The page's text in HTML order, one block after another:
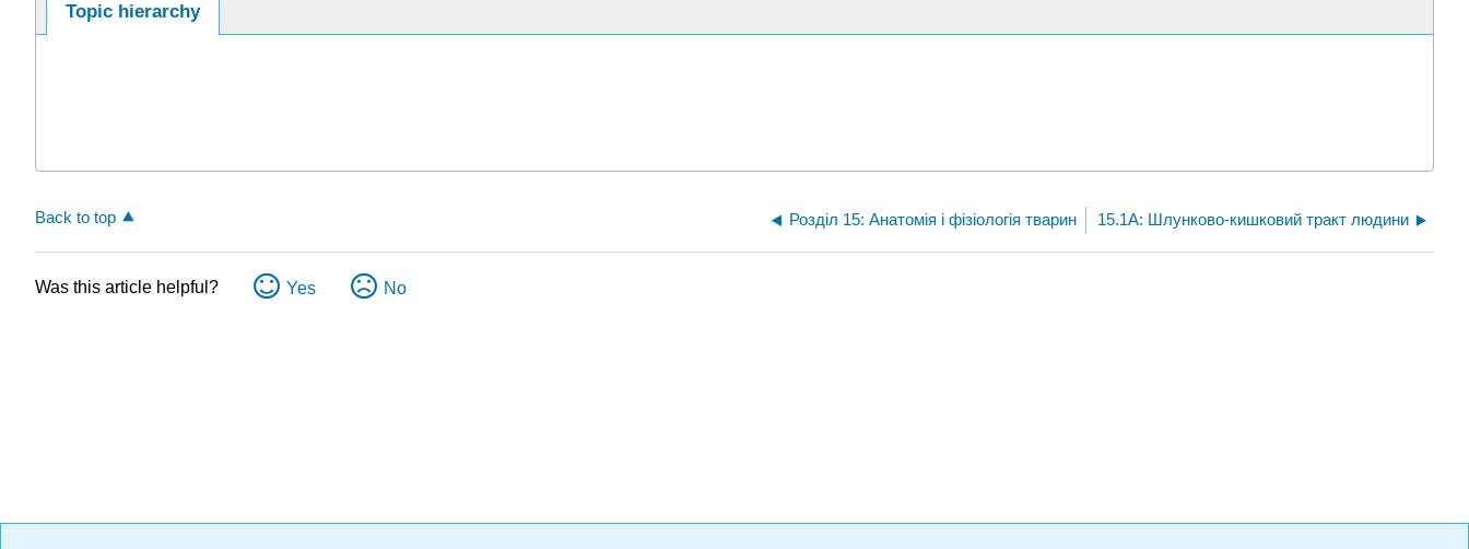
Topic hierarchy
Back to top Розділ 15: Анатомія і фізіологія тварин 15.1A: Шлунково-кишковий тракт людини
Was this article helpful? Yes No